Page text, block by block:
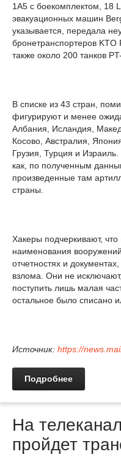
1A5 с боекомплектом, 18
эвакуационных машин
указывается, передала
бронетранспортеров KTO
также около 200 танков
В списке из 43 стран,
фигурируют и менее
Албания, Исландия,
Косово, Австралия,
Грузия, Турция и
как, по полученным
произведенные там
страны.
Хакеры подчеркивают,
наименования
отчетностях и
взлома. Они не
поступить лишь малая
остальное было списано
Источник: https://
Подробнее
На
пройдет